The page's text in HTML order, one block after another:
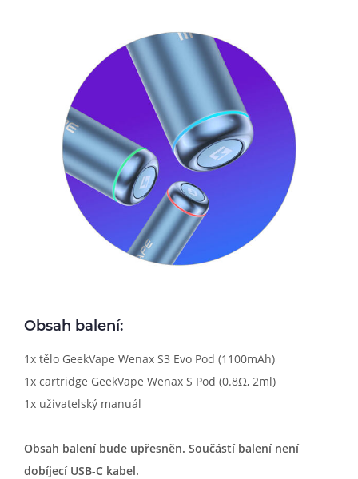
Obsah balení:
1x tělo GeekVape Wenax S3 Evo Pod (1100mAh)
1x cartridge GeekVape Wenax S Pod (0.8Ω, 2ml)
1x uživatelský manuál
Obsah balení bude upřesněn. Součástí balení není
dobíjecí USB-C kabel.